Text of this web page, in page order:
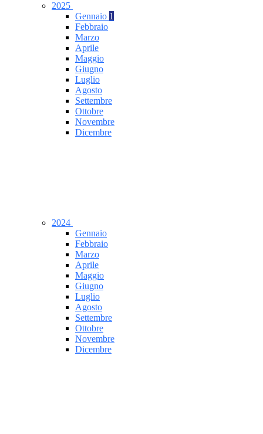
2025
Gennaio 1
Febbraio
Marzo
Aprile
Maggio
Giugno
Luglio
Agosto
Settembre
Ottobre
Novembre
Dicembre
2024
Gennaio
Febbraio
Marzo
Aprile
Maggio
Giugno
Luglio
Agosto
Settembre
Ottobre
Novembre
Dicembre